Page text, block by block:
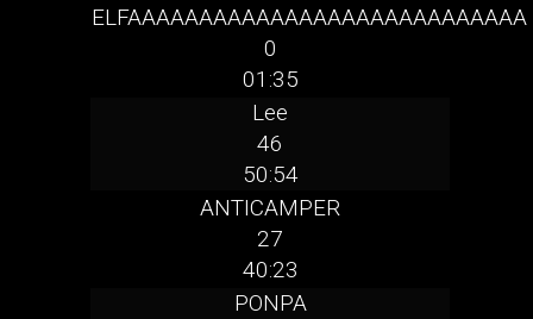
ELFAAAAAAAAAAAAAAAAAAAAAAAAAAAA
0
01:35
Lee
46
50:54
ANTICAMPER
27
40:23
PONPA